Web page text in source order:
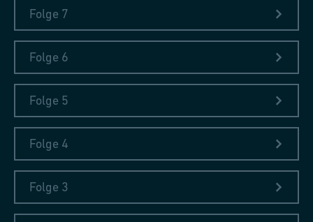
weiter weg von Basel, wo Sebastian Münster in seiner
Schreibstube sass, desto unrealistischer die Tiere und
Menschen.
Folge 7
Folge 6
Folge 5
Folge 4
Folge 3